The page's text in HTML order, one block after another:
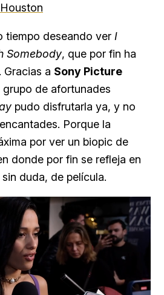
tiempo deseando ver I
Somebody, que por fin ha
Gracias a Sony Picture
grupo de afortunades
pudo disfrutarla ya, y no
Porque la
por ver un biopic de
donde por fin se refleja en
duda, de película.